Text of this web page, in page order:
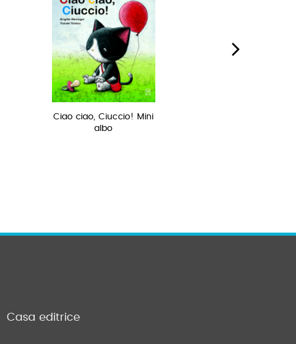
Ciao ciao, Ciuccio! Mini
albo
Casa editrice